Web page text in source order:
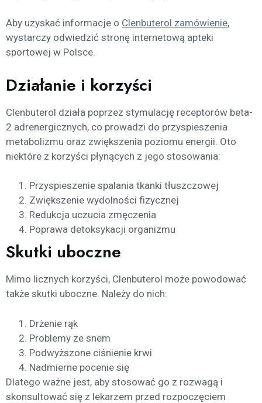
Aby uzyskać informacje o Clenbuterol zamówienie,
wystarczy odwiedzić stronę internetową apteki
sportowej w Polsce.
Działanie i korzyści
Clenbuterol działa poprzez stymulację receptorów beta-
2 adrenergicznych, co prowadzi do przyspieszenia
metabolizmu oraz zwiększenia poziomu energii. Oto
niektóre z korzyści płynących z jego stosowania:
Przyspieszenie spalania tkanki tłuszczowej
Zwiększenie wydolności fizycznej
Redukcja uczucia zmęczenia
Poprawa detoksykacji organizmu
Skutki uboczne
Mimo licznych korzyści, Clenbuterol może powodować
także skutki uboczne. Należy do nich:
Drżenie rąk
Problemy ze snem
Podwyższone ciśnienie krwi
Nadmierne pocenie się
Dlatego ważne jest, aby stosować go z rozwagą i
skonsultować się z lekarzem przed rozpoczęciem